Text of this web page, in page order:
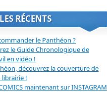
RÉCENTS
le Panthéon ?
le Guide Chronologique de
en vidéo !
découvrez la couverture de
librairie !
maintenant sur INSTAGRAM